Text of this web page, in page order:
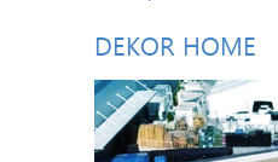
DEKOR HOME